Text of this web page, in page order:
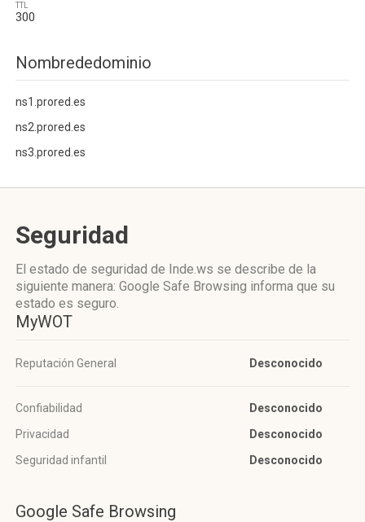
TTL
300
Nombrededominio
ns1.prored.es
ns2.prored.es
ns3.prored.es
Seguridad
El estado de seguridad de Inde.ws se describe de la
siguiente manera: Google Safe Browsing informa que su
estado es seguro.
MyWOT
Reputación General Desconocido
Confiabilidad
Desconocido
Privacidad
Desconocido
Seguridad infantil
Desconocido
Google Safe Browsing